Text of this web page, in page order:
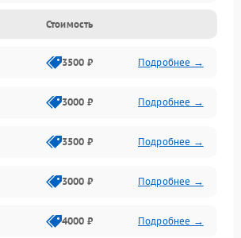
Стоимость
3500 ₽ Подробнее →
3000 ₽ Подробнее →
3500 ₽ Подробнее →
3000 ₽ Подробнее →
4000 ₽ Подробнее →